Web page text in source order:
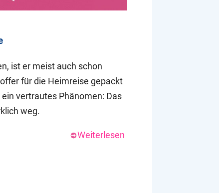
ist er meist auch schon
für die Heimreise gepackt
vertrautes Phänomen: Das
weg.
Weiterlesen